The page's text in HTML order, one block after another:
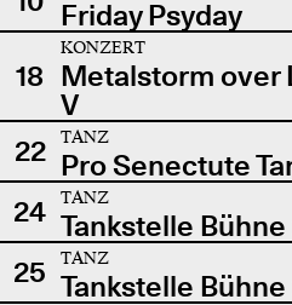
Friday Psyday
18
KONZERT
Metalstorm over
V
22
TANZ
Pro Senectute
24
TANZ
Tankstelle Bühne
25
TANZ
Tankstelle Bühne